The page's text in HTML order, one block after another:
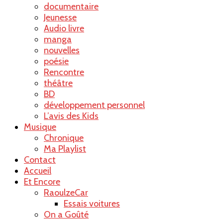
documentaire
Jeunesse
Audio livre
manga
nouvelles
poésie
Rencontre
théâtre
BD
développement personnel
L’avis des Kids
Musique
Chronique
Ma Playlist
Contact
Accueil
Et Encore
RaoulzeCar
Essais voitures
On a Goûté